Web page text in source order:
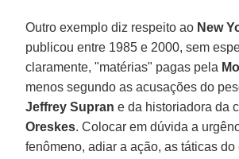
Outro exemplo diz respeito ao New
publicou entre 1985 e 2000, sem
claramente, "matérias" pagas pela
menos segundo as acusações do
Jeffrey Supran e da historiadora da
Oreskes. Colocar em dúvida a
fenômeno, adiar a ação, as táticas do